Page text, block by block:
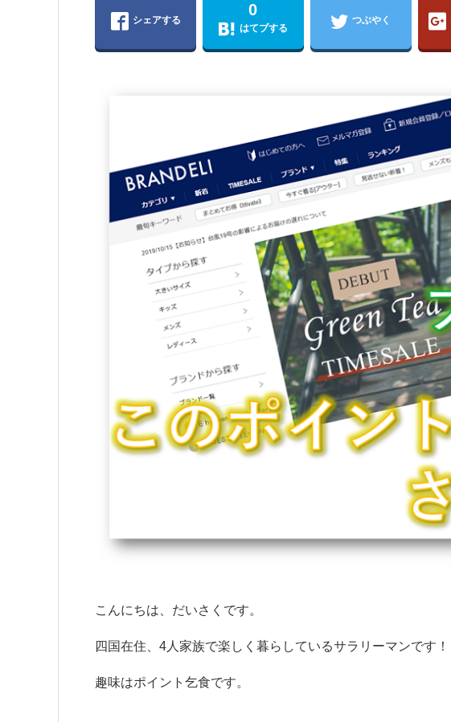
シェアする
0
はてブする
つぶやく
こんにちは、だいさくです。
四国在住、4人家族で楽しく暮らしているサラリーマンです！
趣味はポイント乞食です。